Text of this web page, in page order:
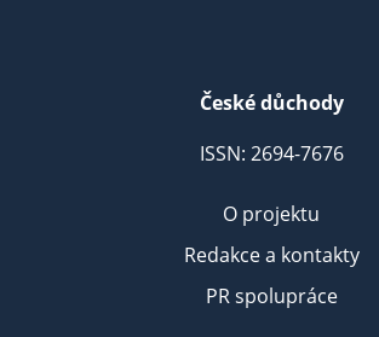
České důchody
ISSN: 2694-7676
O projektu
Redakce a kontakty
PR spolupráce